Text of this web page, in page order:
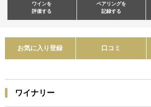
ワインを
評価する
ペアリングを
記録する
お気に入り登録 口コミ
ワイナリー